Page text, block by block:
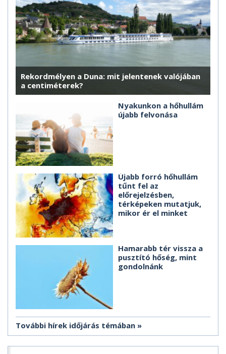
Rekordmélyen a Duna: mit jelentenek valójában
a centiméterek?
Nyakunkon a hőhullám
újabb felvonása
Újabb forró hőhullám
tűnt fel az
előrejelzésben,
térképeken mutatjuk,
mikor ér el minket
Hamarabb tér vissza a
pusztító hőség, mint
gondolnánk
További hírek időjárás témában